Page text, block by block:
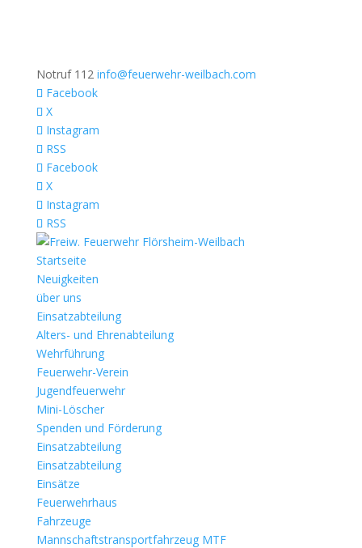
Notruf 112 info@feuerwehr-weilbach.com
Facebook
X
Instagram
RSS
Facebook
X
Instagram
RSS
Startseite
Neuigkeiten
über uns
Einsatzabteilung
Alters- und Ehrenabteilung
Wehrführung
Feuerwehr-Verein
Jugendfeuerwehr
Mini-Löscher
Spenden und Förderung
Einsatzabteilung
Einsatzabteilung
Einsätze
Feuerwehrhaus
Fahrzeuge
Mannschaftstransportfahrzeug MTF